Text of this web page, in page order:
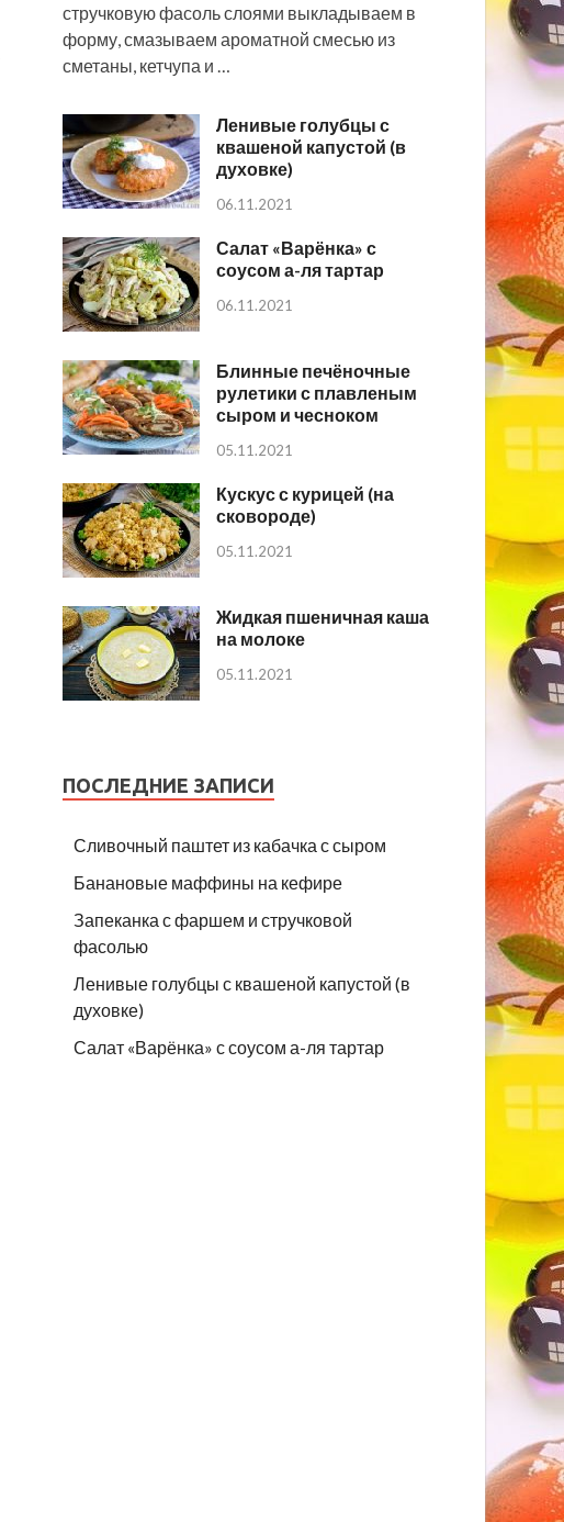
стручковую фасоль слоями выкладываем в
форму, смазываем ароматной смесью из
сметаны, кетчупа и …
Ленивые голубцы с
квашеной капустой (в
духовке)
06.11.2021
Салат «Варёнка» с
соусом а-ля тартар
06.11.2021
Блинные печёночные
рулетики с плавленым
сыром и чесноком
05.11.2021
Кускус с курицей (на
сковороде)
05.11.2021
Жидкая пшеничная каша
на молоке
05.11.2021
ПОСЛЕДНИЕ ЗАПИСИ
Сливочный паштет из кабачка с сыром
Банановые маффины на кефире
Запеканка с фаршем и стручковой
фасолью
Ленивые голубцы с квашеной капустой (в
духовке)
Салат «Варёнка» с соусом а-ля тартар